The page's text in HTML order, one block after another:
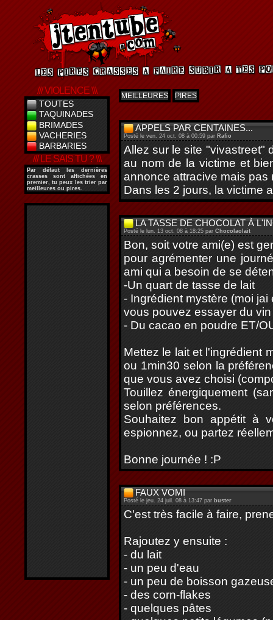
/// VIOLENCE \\\
TOUTES
TAQUINADES
BRIMADES
VACHERIES
BARBARIES
/// LE SAIS TU ? \\\
Par défaut les dernières
crasses sont affichées en
premier, tu peux les trier par
meilleures ou pires.
MEILLEURES PIRES
APPELS PAR CENTAINES...
Posté le ven. 24 oct. 08 à 00:59 par Rafio
Allez sur le site "vivastreet"
au nom de la victime et
annonce attracive mais pas
Dans les 2 jours, la victime
LA TASSE DE CHOCOLAT À
Posté le lun. 13 oct. 08 à 18:25 par Chocolaolait
Bon, soit votre ami(e) est
pour agrémenter une
ami qui a besoin de se
-Un quart de tasse de lait
- Ingrédient mystère (moi
vous pouvez essayer du
- Du cacao en poudre ET/
Mettez le lait et l'ingrédient
ou 1min30 selon la
que vous avez choisi
Touillez énergiquement
selon préférences.
Souhaitez bon appétit à
espionnez, ou partez
Bonne journée ! :P
FAUX VOMI
Posté le jeu. 24 juil. 08 à 13:47 par buster
C'est très facile à faire,
Rajoutez y ensuite :
- du lait
- un peu d'eau
- un peu de boisson
- des corn-flakes
- quelques pâtes